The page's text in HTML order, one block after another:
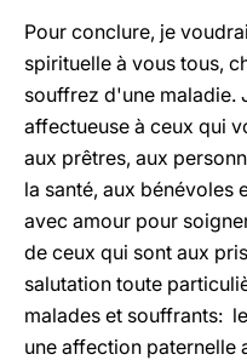
Pour conclure, je
spirituelle à vous tous,
souffrez d'une maladie.
affectueuse à ceux qui
aux prêtres, aux
la santé, aux bénévoles
avec amour pour
de ceux qui sont aux
salutation toute
malades et souffrants:
une affection paternelle